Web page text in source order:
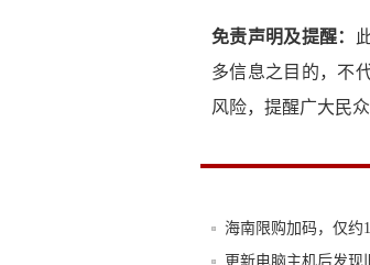
免责声明及提醒：
多信息之目的，不
风险，提醒广大民
海南限购加码，仅约
更新电脑主机后发